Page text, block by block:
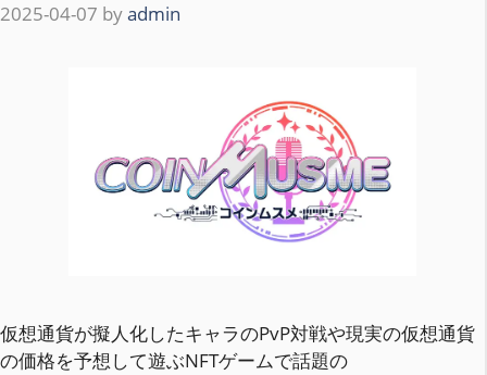
2025-04-07 byadmin
仮想通貨が擬人化したキャラのPvP対戦や現実の仮想通貨
の価格を予想して遊ぶNFTゲームで話題の